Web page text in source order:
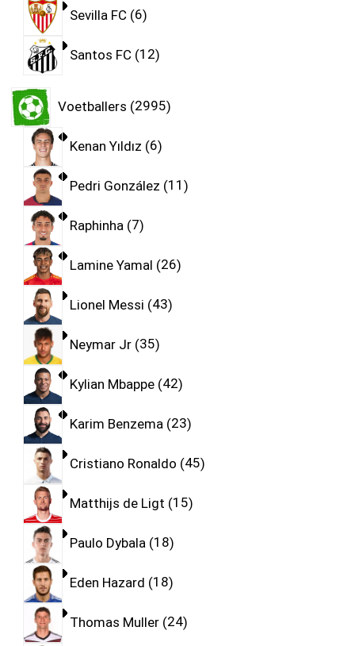
Sevilla FC 6
Santos FC 12
Voetballers 2995
Kenan Yıldız 6
Pedri González 11
Raphinha 7
Lamine Yamal 26
Lionel Messi 43
Neymar Jr 35
Kylian Mbappe 42
Karim Benzema 23
Cristiano Ronaldo 45
Matthijs de Ligt 15
Paulo Dybala 18
Eden Hazard 18
Thomas Muller 24